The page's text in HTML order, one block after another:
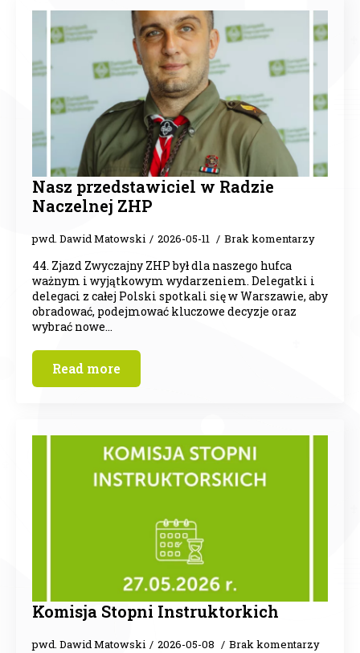
Nasz przedstawiciel w Radzie
Naczelnej ZHP
pwd. Dawid Matowski 2026-05-11 Brak komentarzy
44. Zjazd Zwyczajny ZHP był dla naszego hufca
ważnym i wyjątkowym wydarzeniem. Delegatki i
delegaci z całej Polski spotkali się w Warszawie, aby
obradować, podejmować kluczowe decyzje oraz
wybrać nowe…
Read more
Komisja Stopni Instruktorkich
pwd. Dawid Matowski 2026-05-08 Brak komentarzy